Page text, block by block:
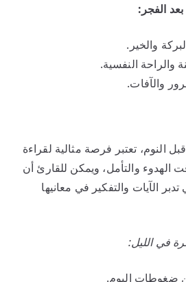
الفجر:
والخير.
والراحة النفسية.
والآفات.
النوم، تعتبر فرصة مثالية لقراءة
الهدوء والتأمل، ويمكن للقارئ أن
الآيات والتفكير في معانيها
في الليل:
ضغوطات اليوم.